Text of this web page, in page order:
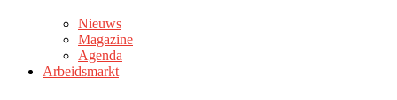
Nieuws
Magazine
Agenda
Arbeidsmarkt